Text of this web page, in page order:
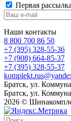
Первая рассылка
Наши контакты
8 800 700 86 50
+7 (395) 328-55-36
+7 (908) 664-85-37
+7 (395) 328-55-37
Братск, ул.
Братск, ул.
2026 ©